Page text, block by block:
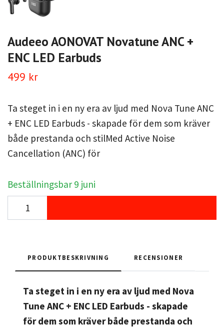
Audeeo AONOVAT Novatune ANC +
ENC LED Earbuds
499 kr
Ta steget in i en ny era av ljud med Nova Tune ANC
+ ENC LED Earbuds - skapade för dem som kräver
både prestanda och stilMed Active Noise
Cancellation (ANC) för
Beställningsbar 9 juni
PRODUKTBESKRIVNING RECENSIONER
Ta steget in i en ny era av ljud med Nova
Tune ANC + ENC LED Earbuds - skapade
för dem som kräver både prestanda och